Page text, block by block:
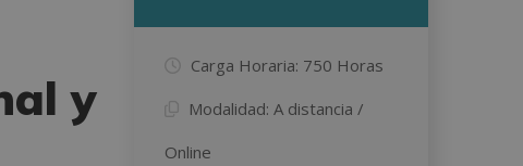
y
Carga Horaria: 750 Horas
Modalidad: A distancia /
Online